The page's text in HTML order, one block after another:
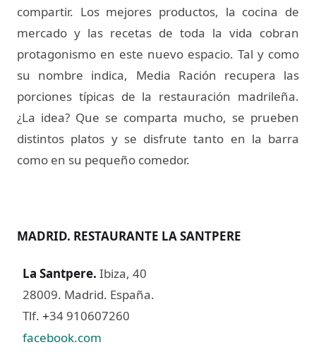
compartir. Los mejores productos, la cocina de
mercado y las recetas de toda la vida cobran
protagonismo en este nuevo espacio. Tal y como
su nombre indica, Media Ración recupera las
porciones típicas de la restauración madrileña.
¿La idea? Que se comparta mucho, se prueben
distintos platos y se disfrute tanto en la barra
como en su pequeño comedor.
MADRID. RESTAURANTE LA SANTPERE
La Santpere. Ibiza, 40
28009. Madrid. España.
Tlf. +34 910607260
facebook.com